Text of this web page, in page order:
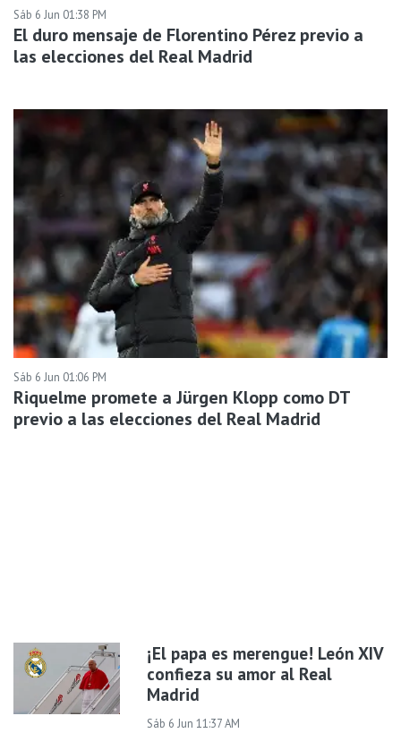
Sáb 6 Jun 01:38 PM
El duro mensaje de Florentino Pérez previo a
las elecciones del Real Madrid
Sáb 6 Jun 01:06 PM
Riquelme promete a Jürgen Klopp como DT
previo a las elecciones del Real Madrid
¡El papa es merengue! León XIV
confieza su amor al Real
Madrid
Sáb 6 Jun 11:37 AM